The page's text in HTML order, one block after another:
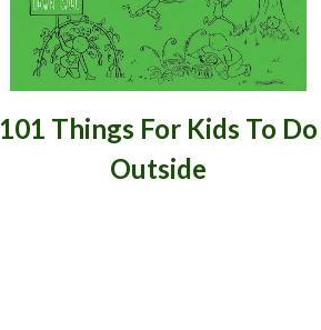
101 Things For Kids To Do
Outside